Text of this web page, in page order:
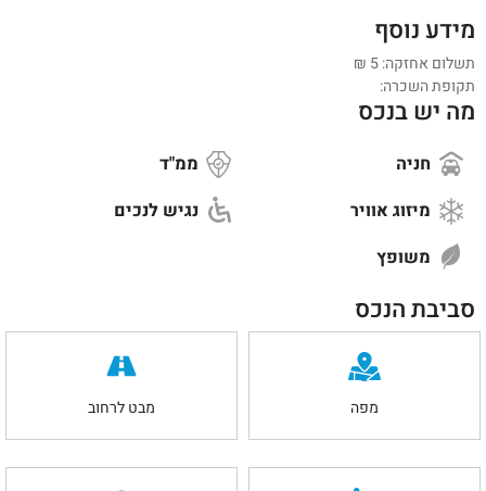
מידע נוסף
תשלום אחזקה: 5
₪
תקופת השכרה:
מה יש בנכס
חניה
ממ"ד
מיזוג אוויר
נגיש לנכים
משופץ
סביבת הנכס
מפה מבט לרחוב